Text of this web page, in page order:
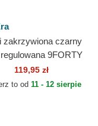
zakrzywiona czarny
9FORTY
New York Yankees
Era
119,95 zł
to od 11 - 12 sierpie